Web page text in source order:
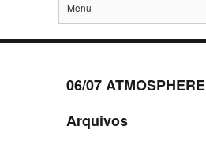
Menu
06/07 ATMOSPHERE
Arquivos